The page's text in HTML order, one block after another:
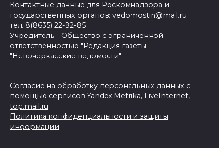
Контактные данные для Роскомнадзора и
государственных органов: vedomostin@mail.ru
тел. 8(8635) 22-82-85
Учредитель - Общество с ограниченной
ответственностью "Редакция газеты
"Новочеркасские ведомости"
Согласие на обработку персональных данных с
помощью сервисов Yandex.Metrika, LiveInternet,
top.mail.ru
Политика конфиденциальности и защиты
информации